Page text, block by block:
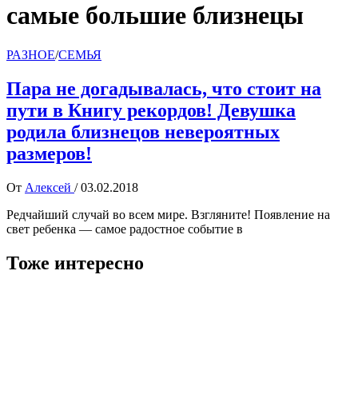
самые большие близнецы
РАЗНОЕ/СЕМЬЯ
Пара не догадывалась, что стоит на
пути в Книгу рекордов! Девушка
родила близнецов невероятных
размеров!
От Алексей / 03.02.2018
Редчайший случай во всем мире. Взгляните! Появление на
свет ребенка — самое радостное событие в
Тоже интересно